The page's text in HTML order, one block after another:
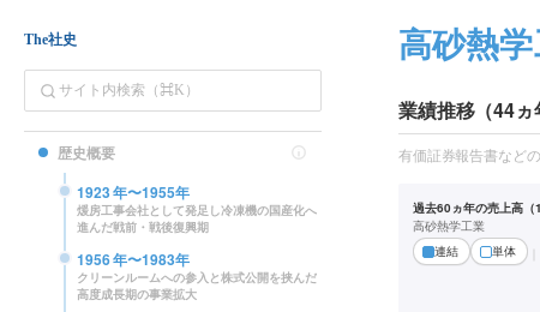
The社史
歴史概要
1923年〜1955年
煖房工事会社として発足し冷凍機の国産化へ
進んだ戦前・戦後復興期
1956年〜1983年
クリーンルームへの参入と株式公開を挟んだ
高度成長期の事業拡大
高砂熱
業績推移（44
有価証券報告書など
過去60ヵ年の売上高（
高砂熱学工業
連結
単体